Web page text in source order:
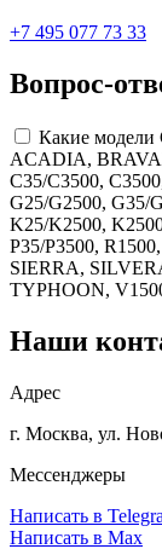
+7 495 077 73 33
Вопрос-
Какие модели
ACADIA,
C35/C3500,
G25/G2500, G35/
K25/K2500,
P35/P3500,
SIERRA,
TYPHOON,
Наши
Адрес
г. Москва, ул.
Мессенджеры
Написать в
Написать в Max